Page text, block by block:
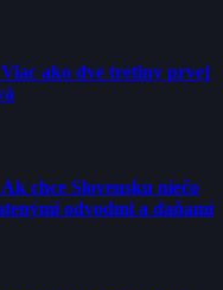
ako dve tretiny prvej
chce Slovensku niečo
odvodmi a daňami